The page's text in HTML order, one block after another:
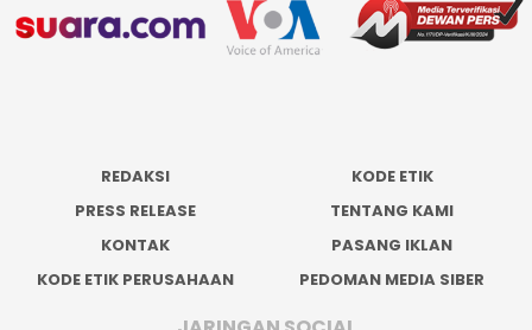
REDAKSI
KODE ETIK
PRESS RELEASE
TENTANG KAMI
KONTAK
PASANG IKLAN
KODE ETIK PERUSAHAAN
PEDOMAN MEDIA SIBER